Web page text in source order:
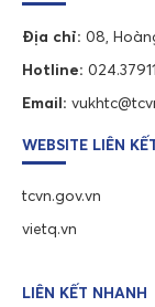
Địa chỉ: 08,
Hotline:
Email:
WEBSITE LIÊN
tcvn.gov.vn
vietq.vn
LIÊN KẾT NHANH